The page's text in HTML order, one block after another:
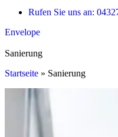
Rufen Sie uns an:
Envelope
Sanierung
Startseite » Sanierung